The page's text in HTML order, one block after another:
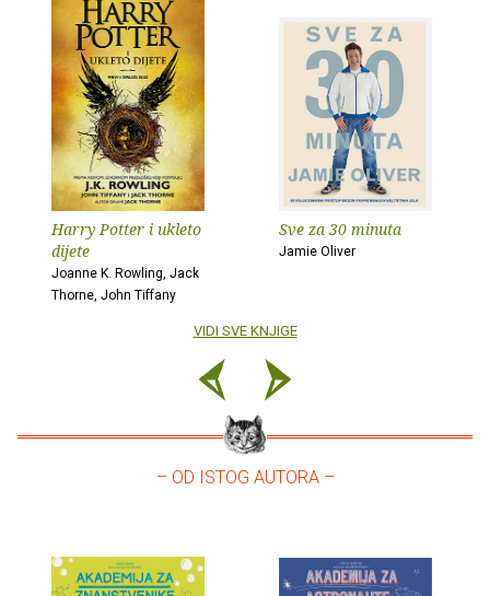
Harry Potter i ukleto
dijete
Joanne K. Rowling, Jack
Thorne, John Tiffany
Sve za 30 minuta
Jamie Oliver
VIDI SVE KNJIGE
– OD ISTOG AUTORA –